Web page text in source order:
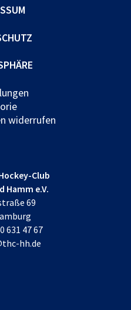
widerrufen
Club
Hamm e.V.
69
631 47 67
hh.de